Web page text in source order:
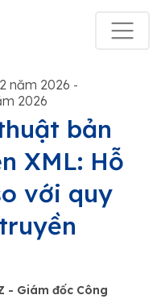
năm 2026 -
2026
bản
XML: Hỗ
với quy
- Giám đốc Công